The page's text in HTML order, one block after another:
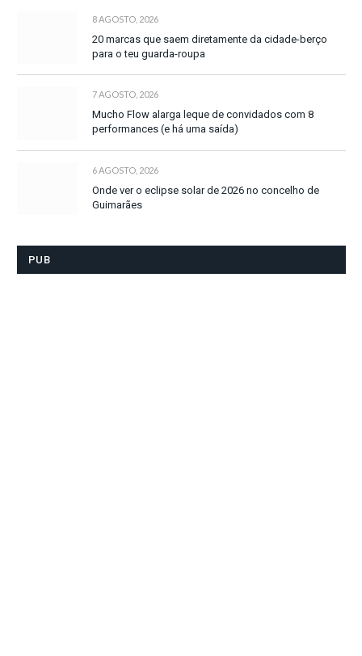
8 AGOSTO, 2026
20 marcas que saem diretamente da cidade-berço
para o teu guarda-roupa
7 AGOSTO, 2026
Mucho Flow alarga leque de convidados com 8
performances (e há uma saída)
6 AGOSTO, 2026
Onde ver o eclipse solar de 2026 no concelho de
Guimarães
PUB